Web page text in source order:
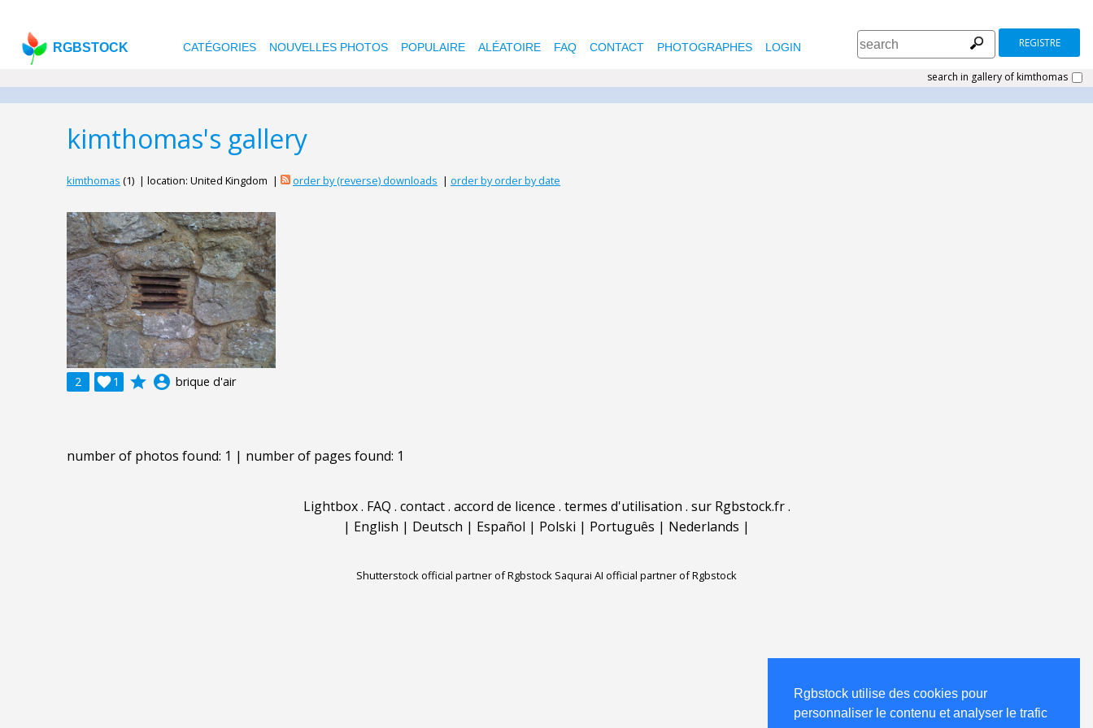
Rgbstock utilise des cookies pour
personnaliser le contenu et analyser le trafic
RGBSTOCK CATÉGORIES NOUVELLES PHOTOS POPULAIRE ALÉATOIRE FAQ CONTACT PHOTOGRAPHES LOGIN REGISTRE
search in gallery of kimthomas
kimthomas's gallery
kimthomas (1) | location: United Kingdom | order by (reverse) downloads | order by order by date
2 1
 grade account_circle brique d'air
number of photos found: 1 | number of pages found: 1
Lightbox. FAQ . contact. accord de licence . termes d'utilisation . sur Rgbstock.fr.
| English | Deutsch | Español | Polski | Português | Nederlands |
Shutterstock official partner of Rgbstock Saqurai AI official partner of Rgbstock